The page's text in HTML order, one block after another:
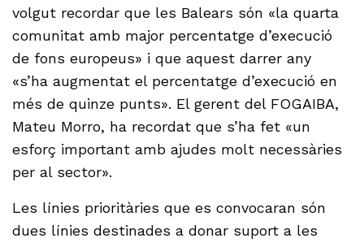
volgut recordar que les Balears són «la quarta
comunitat amb major percentatge d’execució
de fons europeus» i que aquest darrer any
«s’ha augmentat el percentatge d’execució en
més de quinze punts». El gerent del FOGAIBA,
Mateu Morro, ha recordat que s’ha fet «un
esforç important amb ajudes molt necessàries
per al sector».
Les línies prioritàries que es convocaran són
dues línies destinades a donar suport a les